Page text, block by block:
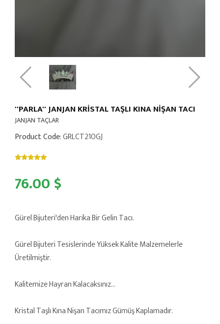
''PARLA'' JANJAN KRİSTAL TAŞLI KINA NİŞAN TACI
JANJAN TAÇLAR
Product Code: GRLCT210GJ
76.00 $
Gürel Bijuteri'den Harika Bir Gelin Tacı.
Gürel Bijuteri Tesislerinde Yüksek Kalite Malzemelerle
Üretilmiştir.
Kalitemize Hayran Kalacaksınız...
Kristal Taşlı Kına Nişan Tacımız Gümüş Kaplamadır.